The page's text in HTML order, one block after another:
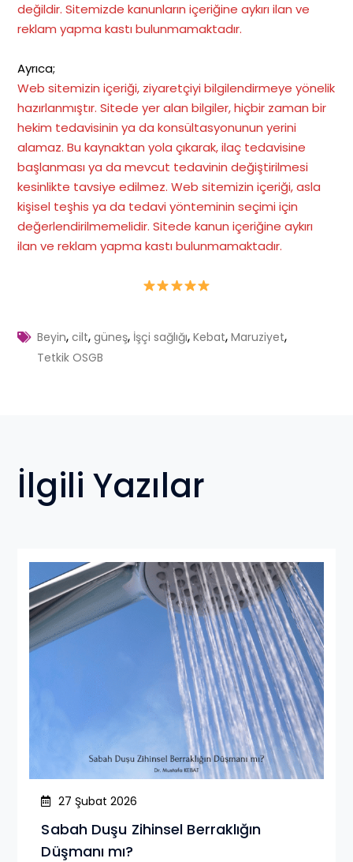
değildir. Sitemizde kanunların içeriğine aykırı ilan ve
reklam yapma kastı bulunmamaktadır.
Ayrıca;
Web sitemizin içeriği, ziyaretçiyi bilgilendirmeye yönelik
hazırlanmıştır. Sitede yer alan bilgiler, hiçbir zaman bir
hekim tedavisinin ya da konsültasyonunun yerini
alamaz. Bu kaynaktan yola çıkarak, ilaç tedavisine
başlanması ya da mevcut tedavinin değiştirilmesi
kesinlikte tavsiye edilmez. Web sitemizin içeriği, asla
kişisel teşhis ya da tedavi yönteminin seçimi için
değerlendirilmemelidir. Sitede kanun içeriğine aykırı
ilan ve reklam yapma kastı bulunmamaktadır.
Beyin,cilt,güneş, İşçi sağlığı,Kebat,Maruziyet,
Tetkik OSGB
İlgili Yazılar
27 Şubat 2026
Sabah Duşu Zihinsel Berraklığın
Düşmanı mı?